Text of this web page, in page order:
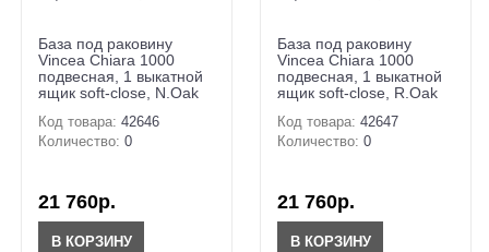
База под раковину
Vincea Chiara 1000
подвесная, 1 выкатной
ящик soft-close, N.Oak
Код товара: 42646
Количество: 0
21 760р.
В КОРЗИНУ
База под раковину
Vincea Chiara 1000
подвесная, 1 выкатной
ящик soft-close, R.Oak
Код товара: 42647
Количество: 0
21 760р.
В КОРЗИНУ